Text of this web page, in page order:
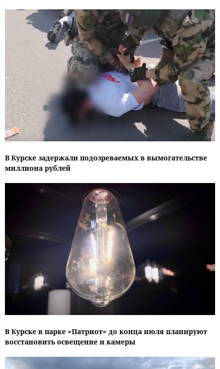
В Курске задержали подозреваемых в вымогательстве
миллиона рублей
В Курске в парке «Патриот» до конца июля планируют
восстановить освещение и камеры